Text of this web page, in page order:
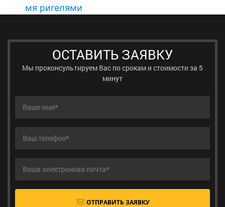
мя ригелями
ОСТАВИТЬ ЗАЯВКУ
Мы проконсультируем Вас по срокам и стоимости за 5
минут
ОТПРАВИТЬ ЗАЯВКУ